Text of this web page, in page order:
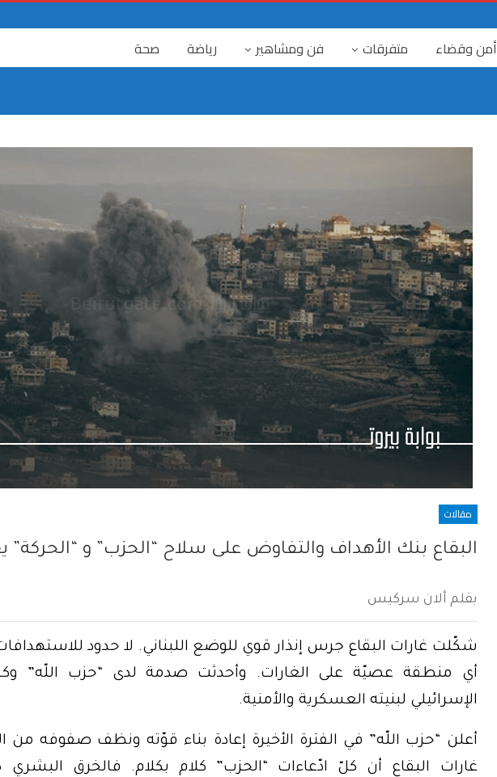
أمن وقضاء متفرقات فن ومشاهير رياضة صحة
مقالات
البقاع بنك الأهداف والتفاوض على سلاح “الحزب” و
بقلم ألان سركيس
شكّلت غارات البقاع جرس إنذار قوي للوضع اللبناني. لا حدود للاستهدافات
أي منطقة عصيّة على الغارات. وأحدثت صدمة لدى “حزب اللّه”
الإسرائيلي لبنيته العسكرية والأمنية.
أعلن “حزب اللّه” في الفترة الأخيرة إعادة بناء قوّته ونظف صفوفه من
غارات البقاع أن كلّ ادّعاءات “الحزب” كلام بكلام. فالخرق البشري
٤ آب
ذكرى مأثرة الأيادي السود
٤ آب
كي لا ننسى ٤ آب